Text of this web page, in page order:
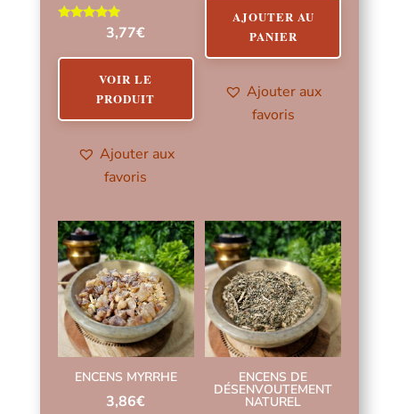
3,77€
VOIR LE
PRODUIT
Ajouter aux
favoris
AJOUTER AU
PANIER
Ajouter aux
favoris
ENCENS MYRRHE
3,86€
ENCENS DE
DÉSENVOUTEMENT
NATUREL